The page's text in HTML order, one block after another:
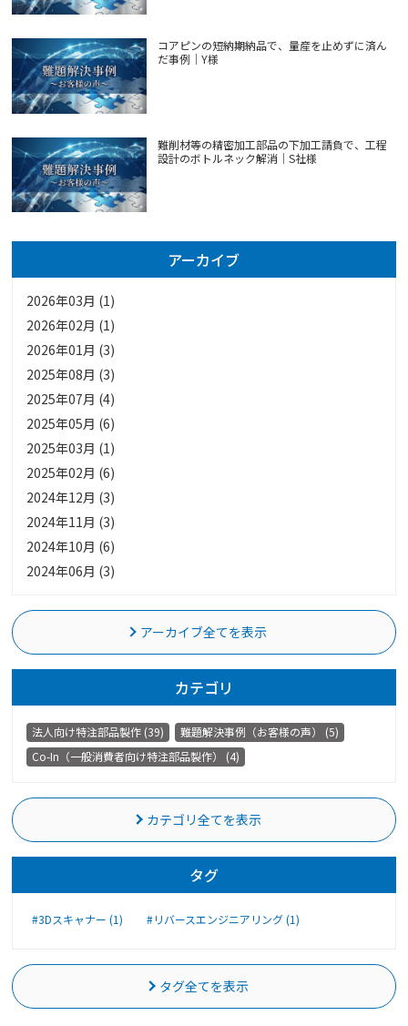
コアピンの短納期納品で、量産を止めずに済ん
だ事例｜Y様
難削材等の精密加工部品の下加工請負で、工程
設計のボトルネック解消｜S社様
アーカイブ
2026年03月 (1)
2026年02月 (1)
2026年01月 (3)
2025年08月 (3)
2025年07月 (4)
2025年05月 (6)
2025年03月 (1)
2025年02月 (6)
2024年12月 (3)
2024年11月 (3)
2024年10月 (6)
2024年06月 (3)
アーカイブ全てを表示
カテゴリ
法人向け特注部品製作 (39)
難題解決事例（お客様の声） (5)
Co-In（一般消費者向け特注部品製作） (4)
カテゴリ全てを表示
タグ
#3Dスキャナー (1) #リバースエンジニアリング (1)
タグ全てを表示